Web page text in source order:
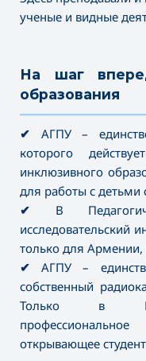
ученые и видные
На шаг
образования
✔ АГПУ –
которого
инклюзивного
для работы с
✔ В
исследовательский
только для
✔ АГПУ –
собственный
Только в
открывающее